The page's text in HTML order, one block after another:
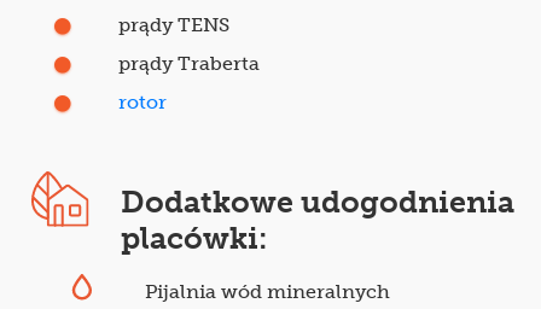
prądy TENS
prądy Traberta
rotor
Dodatkowe udogodnienia
placówki:
Pijalnia wód mineralnych